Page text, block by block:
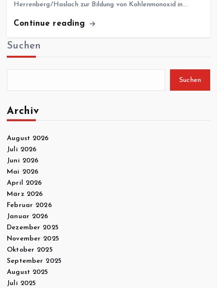
Herrenberg/Haslach zur Bildung von Kohlenmonoxid in…
Continue reading
Suchen
Suchen
Archiv
August 2026
Juli 2026
Juni 2026
Mai 2026
April 2026
März 2026
Februar 2026
Januar 2026
Dezember 2025
November 2025
Oktober 2025
September 2025
August 2025
Juli 2025